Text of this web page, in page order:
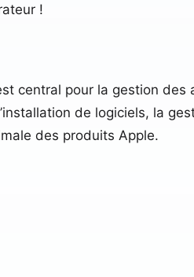
!
central pour la gestion
de logiciels, la
des produits Apple.